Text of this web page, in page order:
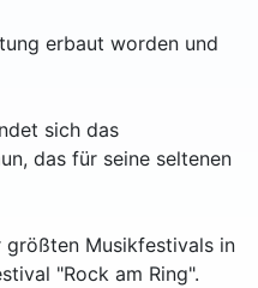
erbaut worden und
sich das
das für seine seltenen
größten Musikfestivals in
"Rock am Ring".